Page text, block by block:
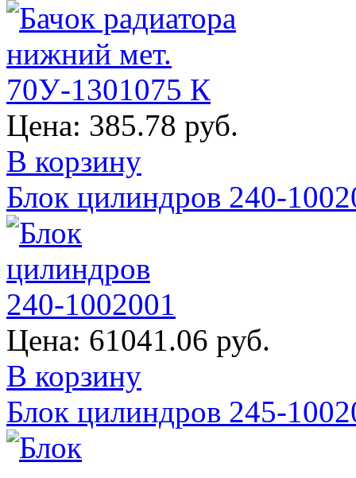
Цена: 385.78 руб.
В корзину
Блок цилиндров 240-
Цена: 61041.06 руб.
В корзину
Блок цилиндров 245-